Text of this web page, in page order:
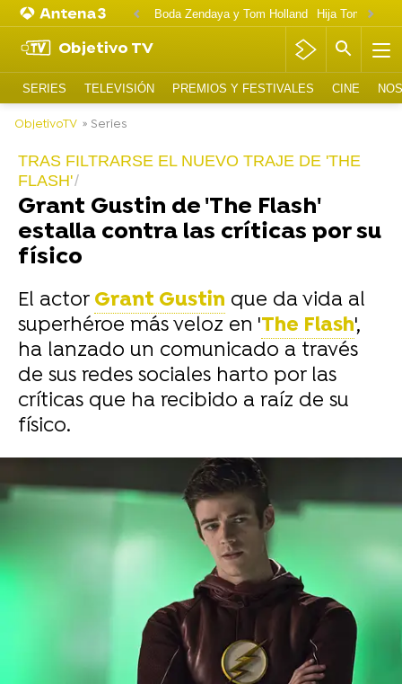
Boda Zendaya y Tom Holland Hija Tom
Objetivo TV
SERIES TELEVISIÓN PREMIOS Y FESTIVALES CINE
ObjetivoTV » Series
TRAS FILTRARSE EL NUEVO TRAJE DE 'THE
FLASH'
Grant Gustin de 'The Flash'
estalla contra las críticas por su
físico
El actor Grant Gustin que da vida al
superhéroe más veloz en 'The Flash',
ha lanzado un comunicado a través
de sus redes sociales harto por las
críticas que ha recibido a raíz de su
físico.
-